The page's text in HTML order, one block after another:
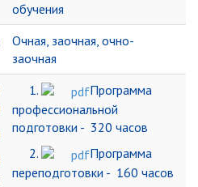
обучения
Очная, заочная, очно-
заочная
1.
Программа
профессиональной
подготовки - 320 часов
2.
Программа
переподготовки - 160 часов